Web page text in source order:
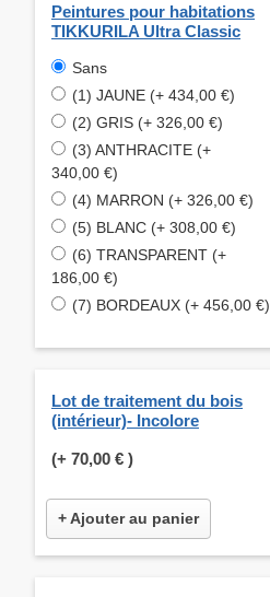
Peintures pour habitations
TIKKURILA Ultra Classic
Sans
(1) JAUNE (+ 434,00 €)
(2) GRIS (+ 326,00 €)
(3) ANTHRACITE (+
340,00 €)
(4) MARRON (+ 326,00 €)
(5) BLANC (+ 308,00 €)
(6) TRANSPARENT (+
186,00 €)
(7) BORDEAUX (+ 456,00 €)
Lot de traitement du bois
(intérieur)- Incolore
(+ 70,00 € )
+ Ajouter au panier